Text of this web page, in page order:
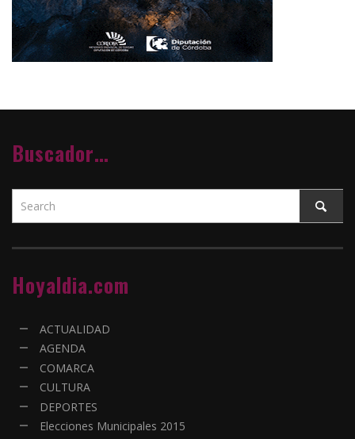
Buscador…
Hoyaldia.com
ACTUALIDAD
AGENDA
COMARCA
CULTURA
DEPORTES
Elecciones Municipales 2015